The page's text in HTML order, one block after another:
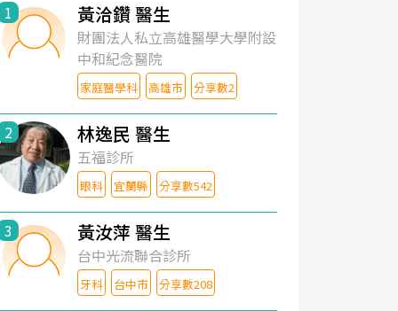
1 黃洽鑽 醫生
財團法人私立高雄醫學大學附設
中和紀念醫院
家庭醫學科 高雄市 分享數2
2 林逸民 醫生
五福診所
眼科 宜蘭縣 分享數542
3 黃汝萍 醫生
台中光流聯合診所
牙科 台中市 分享數208